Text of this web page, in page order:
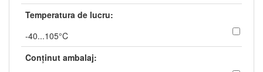
Temperatura de lucru:
-40...105°C
Conţinut ambalaj: